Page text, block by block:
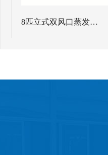
8匹立式双风口蒸发…